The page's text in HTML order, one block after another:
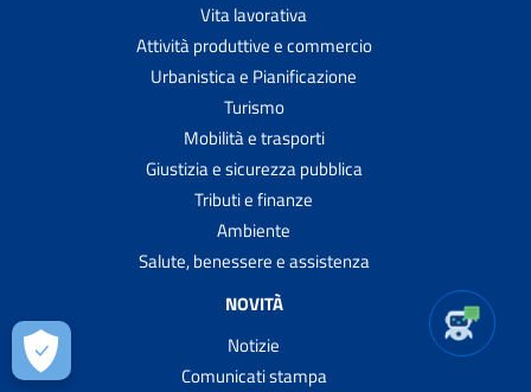
Vita lavorativa
Attività produttive e commercio
Urbanistica e Pianificazione
Turismo
Mobilità e trasporti
Giustizia e sicurezza pubblica
Tributi e finanze
Ambiente
Salute, benessere e assistenza
NOVITÀ
Notizie
Comunicati stampa